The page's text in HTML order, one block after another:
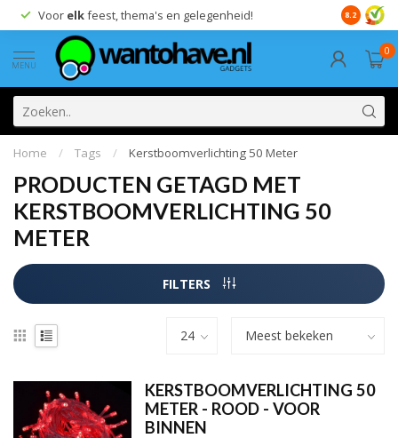
Voor elkfeest, thema's en gelegenheid! 8.2
MENU
0
Home / Tags / Kerstboomverlichting 50 Meter
PRODUCTEN GETAGD MET
KERSTBOOMVERLICHTING 50
METER
FILTERS
KERSTBOOMVERLICHTING 50
METER - ROOD - VOOR
BINNEN